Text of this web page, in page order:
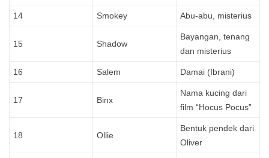
14 Smokey Abu-abu, misterius
15 Shadow
Bayangan, tenang
dan misterius
16 Salem Damai (Ibrani)
17 Binx
Nama kucing dari
film “Hocus Pocus”
18 Ollie
Bentuk pendek dari
Oliver